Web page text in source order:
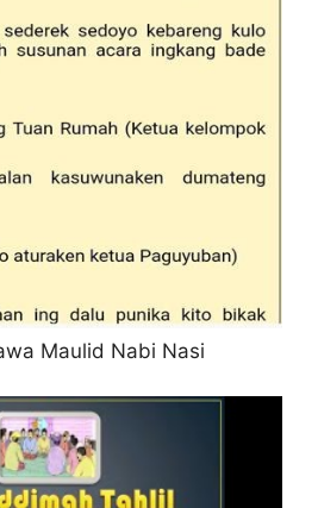
Maulid Nabi Nasi